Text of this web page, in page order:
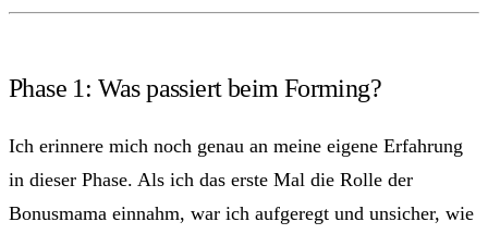
Phase 1: Was passiert beim Forming?
Ich erinnere mich noch genau an meine eigene Erfahrung
in dieser Phase. Als ich das erste Mal die Rolle der
Bonusmama einnahm, war ich aufgeregt und unsicher, wie